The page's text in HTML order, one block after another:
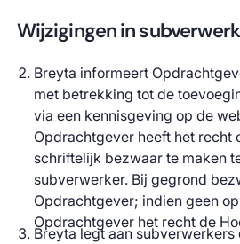
Wijzigingen in
Breyta informeert
met betrekking tot de
via een kennisgeving op de
Opdrachtgever heeft het recht
schriftelijk bezwaar te maken
subverwerker. Bij gegrond
Opdrachtgever; indien geen
Opdrachtgever het recht de
Breyta legt aan